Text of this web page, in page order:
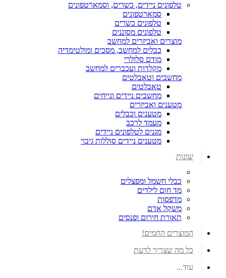
טלפונים ניידים, כשרים, וסמארטפונים
סמארטפונים
טלפונים כשרים
טלפונים מסוננים
מוצרים ואביזרים למחשב
כבלים למחשב, מסכים ומולטימדיה
מודם סלולרי
מקלדות ועכברים למחשב
מחשבים וטאבלטים
טאבלטים
מחשבים ניידים ונייחים
מטענים ואביזרים
מטענים וכבלים
מעמד לרכב
מגנים לטלפונים ניידים
מטענים ניידים סוללות גיבוי
שונות
כבלי חשמל ומפצלים
מד חום לילדים
מדפסות
משקל אדם
תאורת חירום ופנסים
המוצרים החמים!
כל מה שצריך לדעת
עוד...